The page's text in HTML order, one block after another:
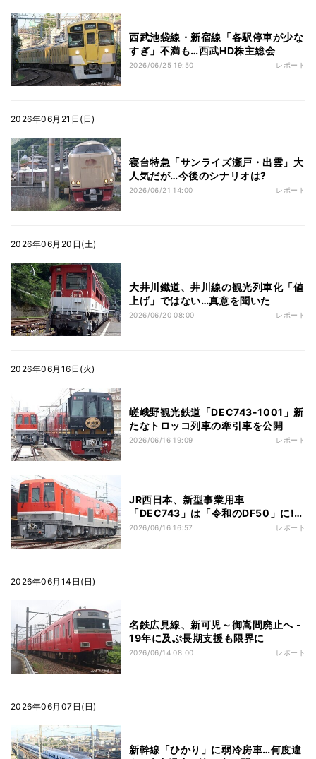
西武池袋線・新宿線「各駅停車が少な
すぎ」不満も…西武HD株主総会
2026/06/25 19:50 レポート
2026年06月21日(日)
寝台特急「サンライズ瀬戸・出雲」大
人気だが…今後のシナリオは?
2026/06/21 14:00 レポート
2026年06月20日(土)
大井川鐵道、井川線の観光列車化「値
上げ」ではない…真意を聞いた
2026/06/20 08:00 レポート
2026年06月16日(火)
嵯峨野観光鉄道「DEC743-1001」新
たなトロッコ列車の牽引車を公開
2026/06/16 19:09 レポート
JR西日本、新型事業用車
「DEC743」は「令和のDF50」に!?
写真57枚
2026/06/16 16:57 レポート
2026年06月14日(日)
名鉄広見線、新可児～御嵩間廃止へ -
19年に及ぶ長期支援も限界に
2026/06/14 08:00 レポート
2026年06月07日(日)
新幹線「ひかり」に弱冷房車…何度違